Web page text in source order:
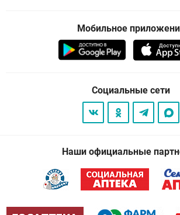
Мобильное
Социальные сети
Наши официальные